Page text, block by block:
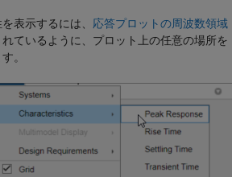
表示するには、 応答プロットの周波数領域
れているように、プロット上の任意の場所を
。